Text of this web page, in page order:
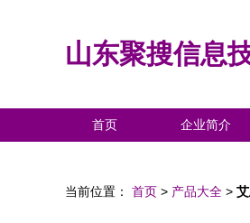
山东聚搜信息
首页 企业简介
当前位置： 首页 > 产品大全 >